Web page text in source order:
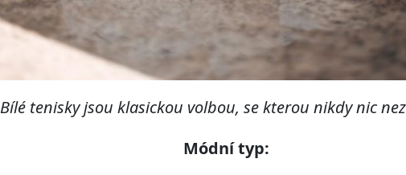
Bílé tenisky jsou klasickou volbou, se kterou nikdy nic
Módní typ: